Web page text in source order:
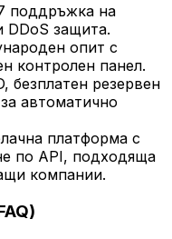
поддръжка на
DDoS защита.
опит с
контролен панел.
безплатен резервен
автоматично
платформа с
по API, подходяща
компании.